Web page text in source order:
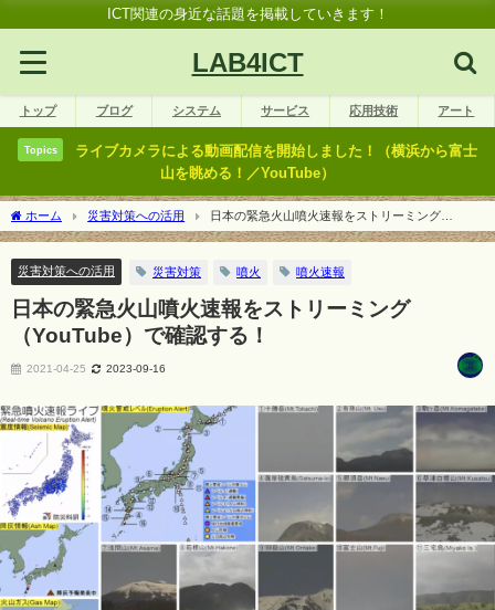
ICT関連の身近な話題を掲載していきます！
LAB4ICT
トップ ブログ システム サービス 応用技術 アート
Topics
ライブカメラによる動画配信を開始しました！（横浜から富士
山を眺める！／YouTube）
ホーム 災害対策への活用
日本の緊急火山噴火速報をストリーミング
（YouTube）で確認する！
災害対策への活用 災害対策 噴火 噴火速報
日本の緊急火山噴火速報をストリーミング
（YouTube）で確認する！
2021-04-25 2023-09-16